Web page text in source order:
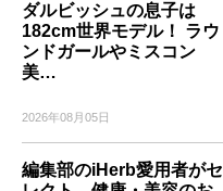
ダルビッシュの息子は
182cm世界モデル！ ラウ
ンドガールやミスコン
美…
2026年08月05日
編集部のiHerb愛用者がセ